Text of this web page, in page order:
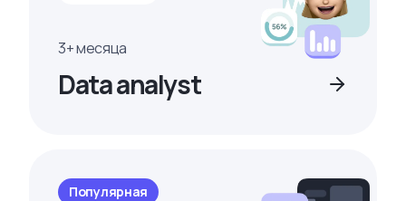
3+ месяца
Data analyst
Популярная